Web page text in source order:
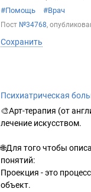
#Помощь #Врач
Пост №34768,
Сохранить
Психиатрическая
🎨Арт-терапия (от
лечение искусством.
🌐Для того чтобы
понятий:
Проекция - это
объект.